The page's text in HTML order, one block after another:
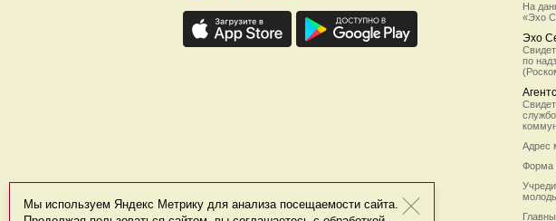
На
«Эхо
Эхо
по
Адрес
Форма
Мы используем Яндекс Метрику для анализа посещаемости сайта.